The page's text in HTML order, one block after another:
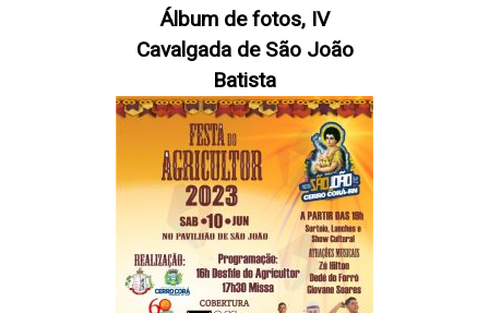
Álbum de fotos, IV
Cavalgada de São João
Batista